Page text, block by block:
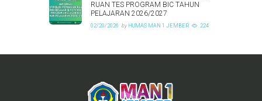
RUAN TES PROGRAM BIC TAHUN
PELAJARAN 2026/2027
02/20/2026 by HUMAS MAN 1 JEMBER 224